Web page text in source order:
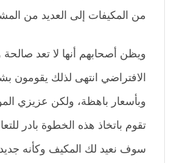
من المكيفات إلى العديد من
ويظن أصحابهم أنها لا تعد
الافتراضي انتهى لذلك يقومون
وبأسعار باهظة، ولكن عزيزي
تقوم باتخاذ هذه الخطوة بادر
سوف نعيد لك المكيف وكأنه جديد